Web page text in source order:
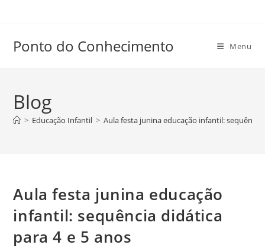
conteúdo
Ponto do Conhecimento Menu
Blog
> Educação Infantil > Aula festa junina educação infantil: sequência
Aula festa junina educação
infantil: sequência didática
para 4 e 5 anos